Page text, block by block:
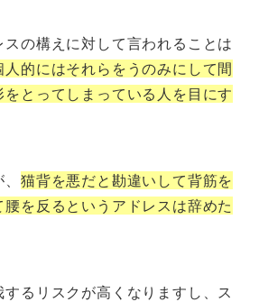
の構えに対して言われることは
人的にはそれらをうのみにして間
とってしまっている人を目にす
猫背を悪だと勘違いして背筋を
を反るというアドレスは辞めた
るリスクが高くなりますし、ス